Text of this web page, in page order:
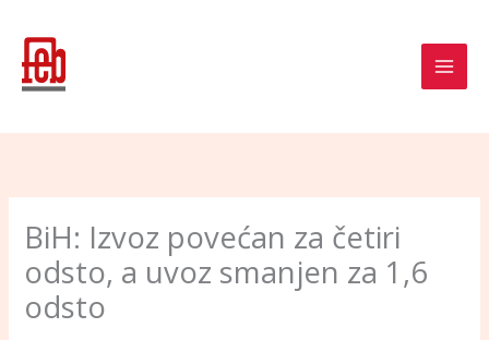
content
BiH: Izvoz povećan za četiri
odsto, a uvoz smanjen za 1,6
odsto